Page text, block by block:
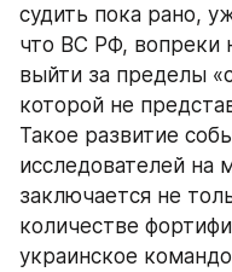
судить пока рано,
что ВС РФ, вопреки
выйти за пределы
которой не
Такое развитие
исследователей на
заключается не
количестве
украинское